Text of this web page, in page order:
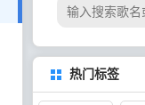
热门标签